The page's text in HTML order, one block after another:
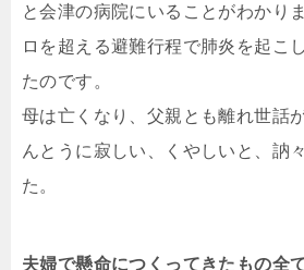
と会津の病院にいることがわかり
ロを超える避難行程で肺炎を起こ
たのです。
母は亡くなり、父親とも離れ世話
んとうに寂しい、くやしいと、訥
た。
夫婦で懸命につくってきたもの全